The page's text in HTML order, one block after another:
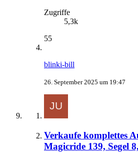
Zugriffe
5,3k
55
blinki-bill
26. September 2025 um 19:47
Verkaufe komplettes
Magicride 139, Segel